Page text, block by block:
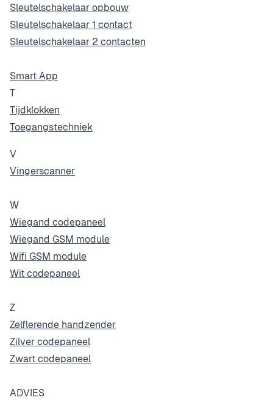
Sleutelschakelaar opbouw
Sleutelschakelaar 1 contact
Sleutelschakelaar 2 contacten
Smart App
T
Tijdklokken
Toegangstechniek
V
Vingerscanner
W
Wiegand codepaneel
Wiegand GSM module
Wifi GSM module
Wit codepaneel
Z
Zelflerende handzender
Zilver codepaneel
Zwart codepaneel
ADVIES